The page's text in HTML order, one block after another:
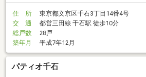
住 所
東京都文京区千石3丁目14番4号
交 通
都営三田線 千石駅 徒歩10分
総戸数
28戸
築年月
平成7年12月
パティオ千石